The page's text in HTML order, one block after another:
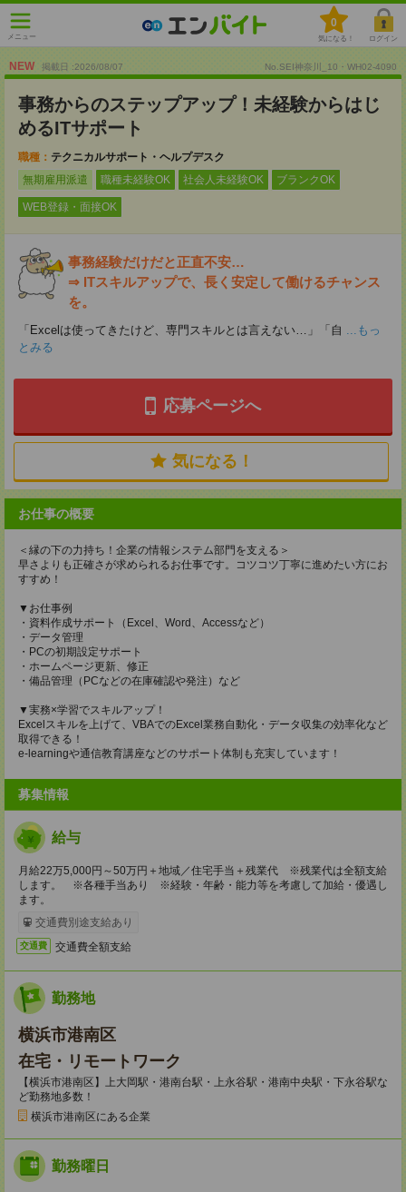
メニュー
0
気になる！ ログイン
NEW 掲載日 :2026/08/07 No.SEI神奈川_10・WH02-4090
事務からのステップアップ！未経験からはじ
めるITサポート
職種： テクニカルサポート・ヘルプデスク
無期雇用派遣
職種未経験OK 社会人未経験OK ブランクOK
WEB登録・面接OK
事務経験だけだと正直不安…
⇒ ITスキルアップで、長く安定して働けるチャンス
を。
「Excelは使ってきたけど、専門スキルとは言えない…」「自 ...もっ
とみる
応募ページへ
気になる！
お仕事の概要
＜縁の下の力持ち！企業の情報システム部門を支える＞
早さよりも正確さが求められるお仕事です。コツコツ丁寧に進めたい方にお
すすめ！
▼お仕事例
・資料作成サポート（Excel、Word、Accessなど）
・データ管理
・PCの初期設定サポート
・ホームページ更新、修正
・備品管理（PCなどの在庫確認や発注）など
▼実務×学習でスキルアップ！
Excelスキルを上げて、VBAでのExcel業務自動化・データ収集の効率化など
取得できる！
e-learningや通信教育講座などのサポート体制も充実しています！
募集情報
給与
月給22万5,000円～50万円＋地域／住宅手当＋残業代 ※残業代は全額支給
します。 ※各種手当あり ※経験・年齢・能力等を考慮して加給・優遇し
ます。
交通費別途支給あり
交通費 交通費全額支給
勤務地
横浜市港南区
在宅・リモートワーク
【横浜市港南区】上大岡駅・港南台駅・上永谷駅・港南中央駅・下永谷駅な
ど勤務地多数！
横浜市港南区にある企業
勤務曜日